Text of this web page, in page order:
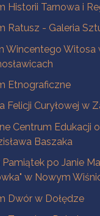
Historii Tarnowa i
Ratusz - Galeria
Wincentego Witosa
Etnograficzne
Felicji Curyłowej w
Centrum Edukacji
Baszaka
Pamiątek po Janie
w Nowym
Dwór w Dołędze